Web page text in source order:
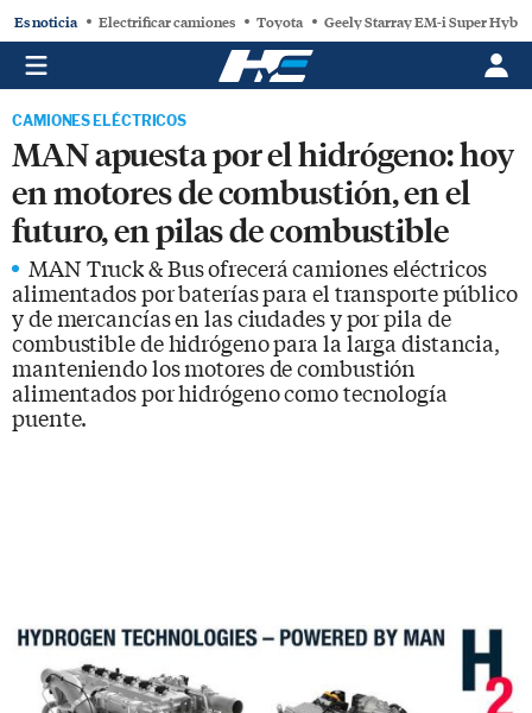
Es noticia Electrificar camiones Toyota Geely Starray EM-i Super
CAMIONES ELÉCTRICOS
MAN apuesta por el hidrógeno: hoy
en motores de combustión, en el
futuro, en pilas de combustible
MAN Truck & Bus ofrecerá camiones eléctricos
alimentados por baterías para el transporte público
y de mercancías en las ciudades y por pila de
combustible de hidrógeno para la larga distancia,
manteniendo los motores de combustión
alimentados por hidrógeno como tecnología
puente.